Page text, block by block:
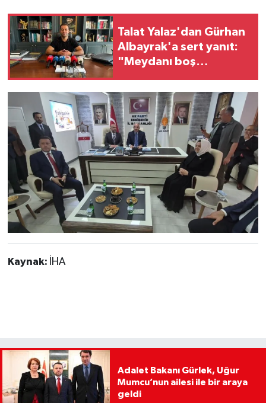
Talat Yalaz'dan Gürhan
Albayrak'a sert yanıt:
"Meydanı boş
geride kaldı"
Kaynak: İHA
Adalet Bakanı Gürlek, Uğur
Mumcu’nun ailesi ile bir araya
geldi